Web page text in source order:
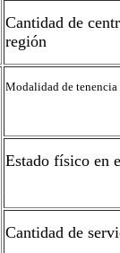
Cantidad de
región
Modalidad de
Estado físico en
Cantidad de